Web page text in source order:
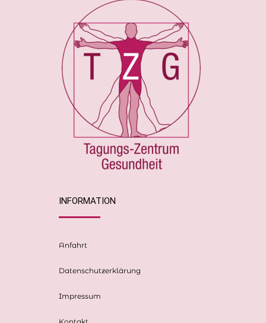
INFORMATION
Anfahrt
Datenschutzerklärung
Impressum